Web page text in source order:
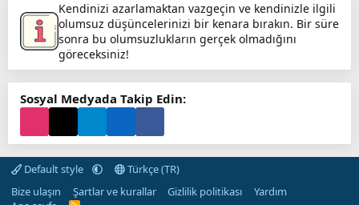
Kendinizi azarlamaktan vazgeçin ve kendinizle ilgili
olumsuz düşüncelerinizi bir kenara bırakın. Bir süre
sonra bu olumsuzlukların gerçek olmadığını
göreceksiniz!
Sosyal Medyada Takip Edin:
Default style
Türkçe (TR)
Bize ulaşın
Şartlar ve kurallar Gizlilik politikası
Yardım